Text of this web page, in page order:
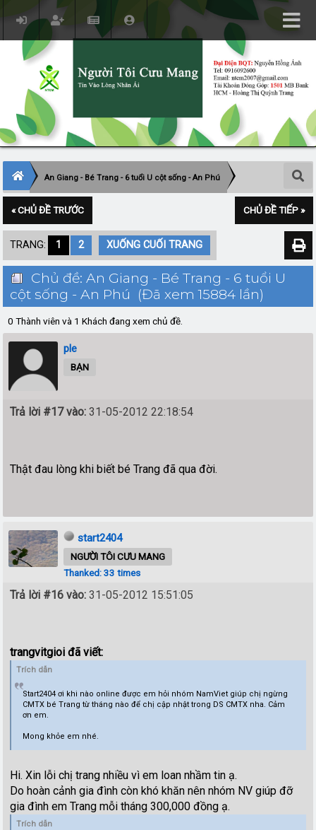
An Giang - Bé Trang - 6 tuổi U cột sống - An Phú
« CHỦ ĐỀ TRƯỚC CHỦ ĐỀ TIẾP »
TRANG: 1 2 XUỐNG CUỐI TRANG
Chủ đề: An Giang - Bé Trang - 6 tuổi U
cột sống - An Phú (Đã xem 15884 lần)
0 Thành viên và 1 Khách đang xem chủ đề.
ple
BẠN
Trả lời #17 vào: 31-05-2012 22:18:54
Thật đau lòng khi biết bé Trang đã qua đời.
start2404
NGƯỜI TÔI CƯU MANG
Thanked: 33 times
Trả lời #16 vào: 31-05-2012 15:51:05
trangvitgioi đã viết:
Trích dẫn
Start2404 ơi khi nào online được em hỏi nhóm NamViet giúp chị ngừng
CMTX bé Trang từ tháng nào để chị cập nhật trong DS CMTX nha. Cảm
ơn em.
Mong khỏe em nhé.
Hi. Xin lỗi chị trang nhiều vì em loan nhầm tin ạ.
Do hoàn cảnh gia đình còn khó khăn nên nhóm NV giúp đỡ
gia đình em Trang mỗi tháng 300,000 đồng ạ.
Trích dẫn